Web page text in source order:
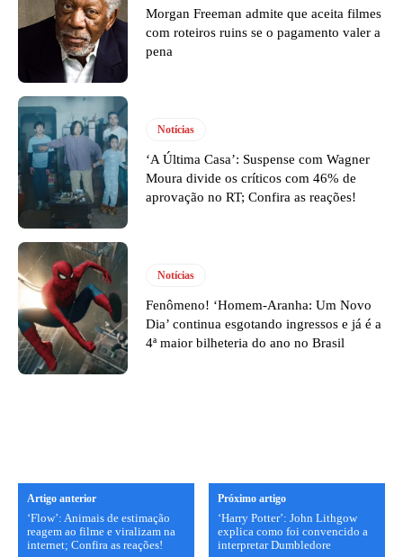
Morgan Freeman admite que aceita filmes
com roteiros ruins se o pagamento valer a
pena
Notícias
‘A Última Casa’: Suspense com Wagner
Moura divide os críticos com 46% de
aprovação no RT; Confira as reações!
Notícias
Fenômeno! ‘Homem-Aranha: Um Novo
Dia’ continua esgotando ingressos e já é a
4ª maior bilheteria do ano no Brasil
Artigo anterior
‘Flow’: Animais de estimação
reagem ao filme e viralizam na
internet; Confira as reações!
Próximo artigo
‘Harry Potter’: John Lithgow
explica como foi convencido a
interpretar Dumbledore